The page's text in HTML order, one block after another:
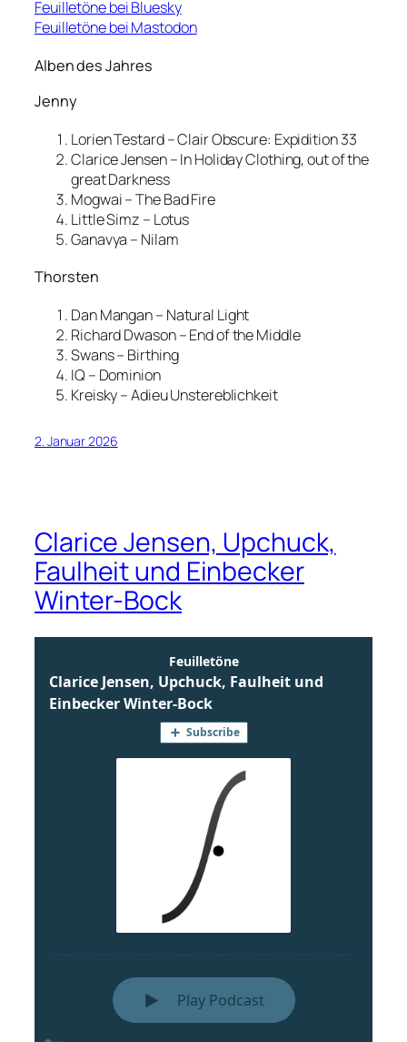
Feuilletöne bei Bluesky
Feuilletöne bei Mastodon
Alben des Jahres
Jenny
Lorien Testard – Clair Obscure: Expidition 33
Clarice Jensen – In Holiday Clothing, out of the
great Darkness
Mogwai – The Bad Fire
Little Simz – Lotus
Ganavya – Nilam
Thorsten
Dan Mangan – Natural Light
Richard Dwason – End of the Middle
Swans – Birthing
IQ – Dominion
Kreisky – Adieu Unstereblichkeit
2. Januar 2026
Clarice Jensen, Upchuck,
Faulheit und Einbecker
Winter-Bock